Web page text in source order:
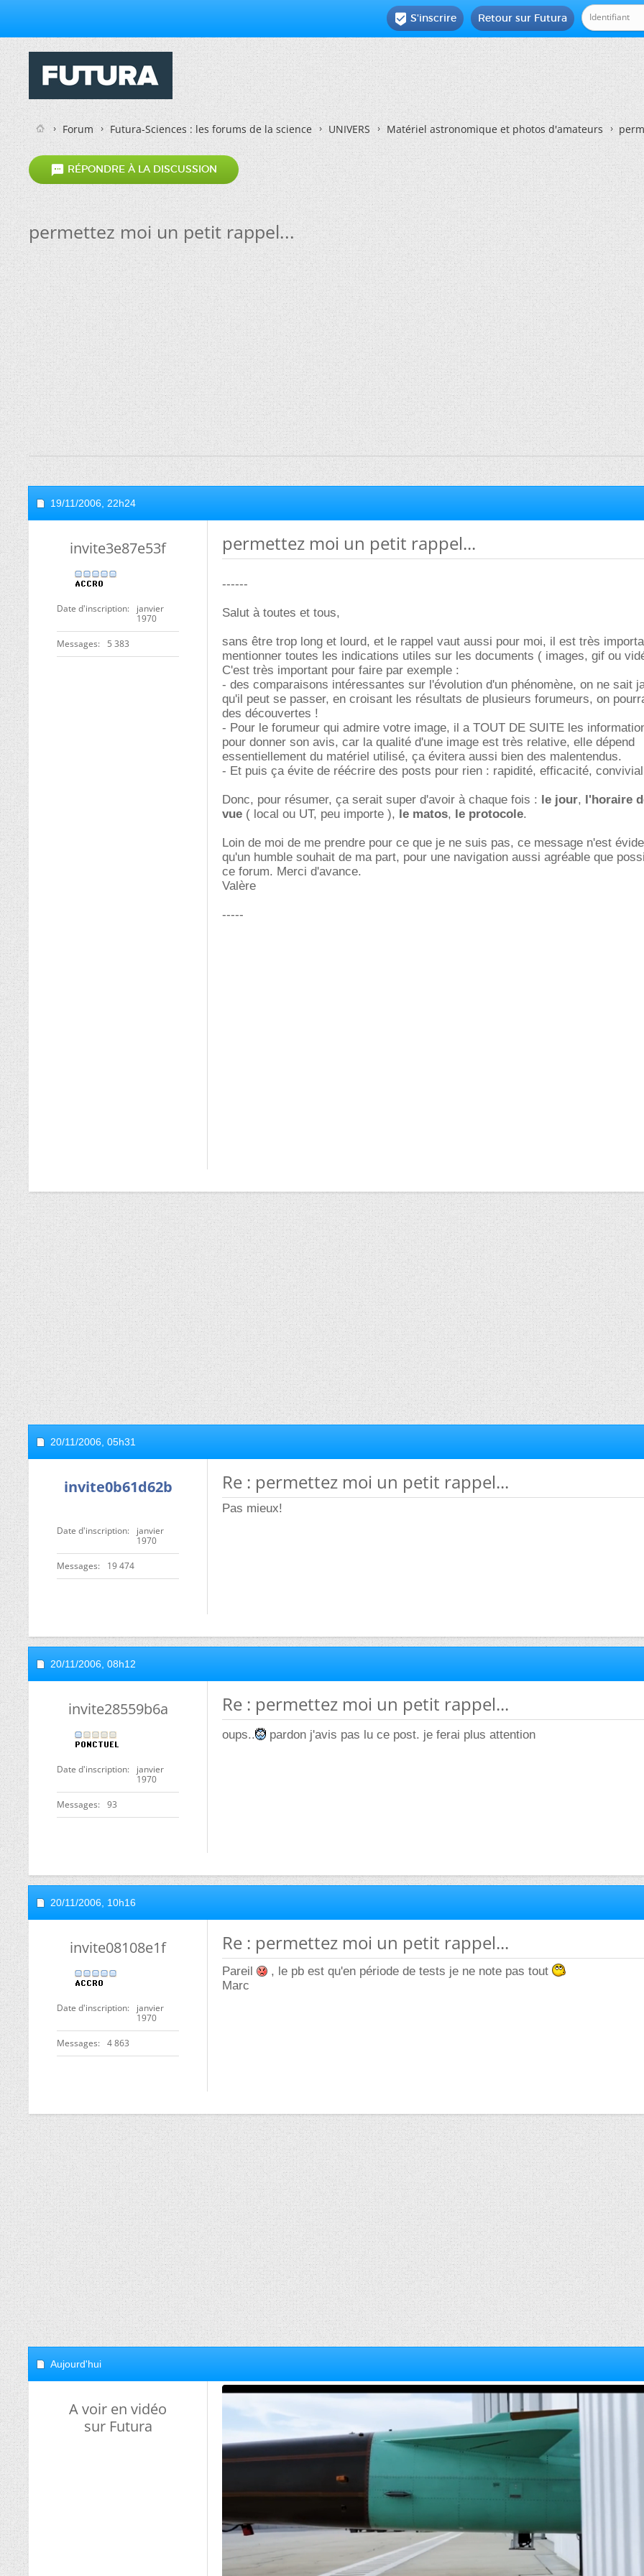
Retour sur Futura
 S'inscrire
Forum Futura-Sciences : les forums de la science UNIVERS Matériel astronomique et photos d'amateurs
 RÉPONDRE À LA DISCUSSION
permettez moi un petit rappel...
19/11/2006, 22h24
invite3e87e53f
Date d'inscription
janvier
1970
Messages 5 383
permettez moi un petit rappel...
------
Salut à toutes et tous,
sans être trop long et lourd, et le rappel vaut aussi pour moi, il est très
mentionner toutes les indications utiles sur les documents ( images, gif ou
C'est très important pour faire par exemple :
- des comparaisons intéressantes sur l'évolution d'un phénomène, on ne sait
qu'il peut se passer, en croisant les résultats de plusieurs forumeurs, on
des découvertes !
- Pour le forumeur qui admire votre image, il a TOUT DE SUITE les
pour donner son avis, car la qualité d'une image est très relative, elle dépend
essentiellement du matériel utilisé, ça évitera aussi bien des malentendus.
- Et puis ça évite de réécrire des posts pour rien : rapidité, efficacité,
Donc, pour résumer, ça serait super d'avoir à chaque fois : le jour, l'horaire
vue ( local ou UT, peu importe ), le matos, le protocole.
Loin de moi de me prendre pour ce que je ne suis pas, ce message n'est
qu'un humble souhait de ma part, pour une navigation aussi agréable que
ce forum. Merci d'avance.
Valère
-----
20/11/2006, 05h31
invite0b61d62b
Date d'inscription
janvier
1970
Messages 19 474
Re : permettez moi un petit rappel...
Pas mieux!
20/11/2006, 08h12
invite28559b6a
Date d'inscription
janvier
1970
Messages 93
Re : permettez moi un petit rappel...
oups.. pardon j'avis pas lu ce post. je ferai plus attention
20/11/2006, 10h16
invite08108e1f
Date d'inscription
janvier
1970
Messages 4 863
Re : permettez moi un petit rappel...
Pareil
, le pb est qu'en période de tests je ne note pas tout
Marc
Aujourd'hui
A voir en vidéo
sur Futura